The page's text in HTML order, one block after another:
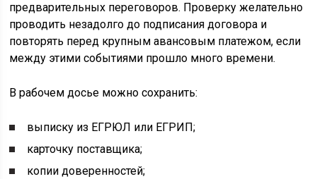
предварительных переговоров. Проверку желательно
проводить незадолго до подписания договора и
повторять перед крупным авансовым платежом, если
между этими событиями прошло много времени.
В рабочем досье можно сохранить:
выписку из ЕГРЮЛ или ЕГРИП;
карточку поставщика;
копии доверенностей;